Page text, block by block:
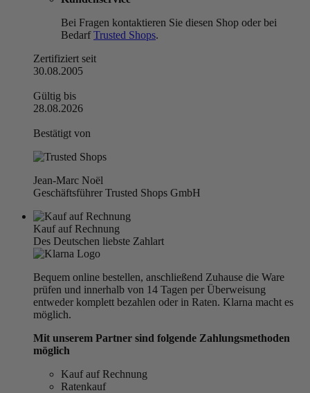
Bei Fragen kontaktieren Sie diesen Shop oder bei
BedarfTrusted Shops.
Zertifiziert seit
30.08.2005
Gültig bis
28.08.2026
Bestätigt von
Jean-Marc Noël
Geschäftsführer Trusted Shops GmbH
Kauf auf Rechnung
Des Deutschen liebste Zahlart
Bequem online bestellen, anschließend Zuhause die Ware
prüfen und innerhalb von 14 Tagen per Überweisung
entweder komplett bezahlen oder in Raten. Klarna macht es
möglich.
Mit unserem Partner sind folgende Zahlungsmethoden
möglich
Kauf auf Rechnung
Ratenkauf